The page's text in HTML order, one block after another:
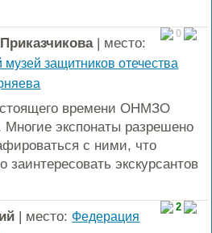
0
| место:
защитников отечества
времени ОНМЗО
экспонаты разрешено
с ними, что
заинтересовать экскурсантов
2
| место: Федерация